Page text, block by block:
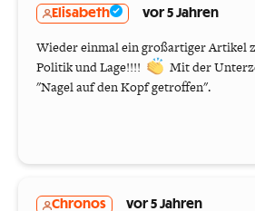
Elisabeth vor 5 Jahren
Wieder einmal ein großartiger Artikel
Politik und Lage!!!!
Mit der
"Nagel auf den Kopf getroffen".
Chronos vor 5 Jahren